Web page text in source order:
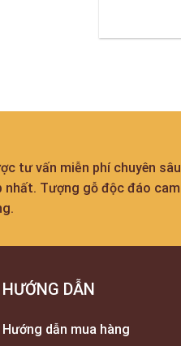
tư vấn miễn phí chuyên sâu
nhất. Tượng gỗ độc đáo cam
HƯỚNG DẪN
Hướng dẫn mua hàng